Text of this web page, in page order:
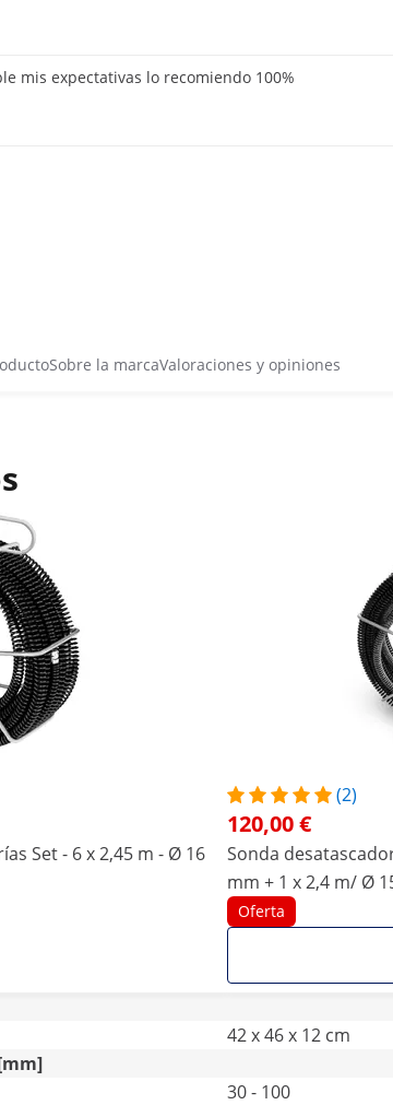
mis expectativas lo recomiendo 100%
Sobre la marcaValoraciones y opiniones
Set - 6 x 2,45 m - Ø 16
(2)
120,00 €
Sonda
mm + 1 x 2,4 m/ Ø
Oferta
42 x 46 x 12 cm
30 - 100